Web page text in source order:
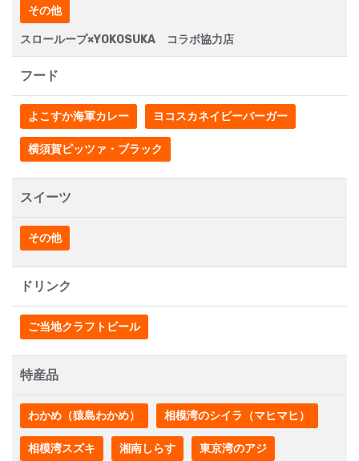
その他
スローループ×YOKOSUKA コラボ協力店
フード
よこすか海軍カレー ヨコスカネイビーバーガー
横須賀ピッツァ・ブラック
スイーツ
その他
ドリンク
ご当地クラフトビール
特産品
わかめ（猿島わかめ） 相模湾のシイラ（マヒマヒ）
相模湾スズキ 湘南しらす 東京湾のアジ